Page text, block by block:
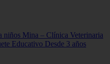
niños Mina – Clínica Veterinaria
Educativo Desde 3 años